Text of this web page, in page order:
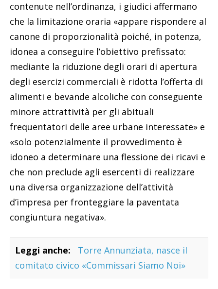
contenute nell’ordinanza, i giudici affermano
che la limitazione oraria «appare rispondere al
canone di proporzionalità poiché, in potenza,
idonea a conseguire l’obiettivo prefissato:
mediante la riduzione degli orari di apertura
degli esercizi commerciali è ridotta l’offerta di
alimenti e bevande alcoliche con conseguente
minore attrattività per gli abituali
frequentatori delle aree urbane interessate» e
«solo potenzialmente il provvedimento è
idoneo a determinare una flessione dei ricavi e
che non preclude agli esercenti di realizzare
una diversa organizzazione dell’attività
d’impresa per fronteggiare la paventata
congiuntura negativa».
Leggi anche:
Torre Annunziata, nasce il
comitato civico «Commissari Siamo Noi»